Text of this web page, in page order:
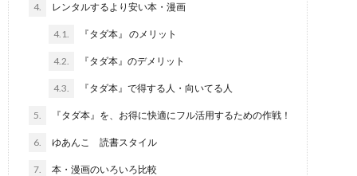
4. レンタルするより安い本・漫画
4.1. 『タダ本』 のメリット
4.2. 『タダ本』のデメリット
4.3. 『タダ本』で得する人・向いてる人
5. 『タダ本』を、お得に快適にフル活用するための作戦！
6. ゆあんこ 読書スタイル
7. 本・漫画のいろいろ比較